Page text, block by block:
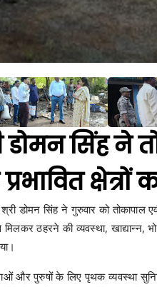
सिंह ने
क्षेत्रों
डोमन सिंह ने गुरुवार को तोकापाल
से मिलकर ठहरने की व्यवस्था,
और पुरुषों के लिए पृथक व्यवस्था